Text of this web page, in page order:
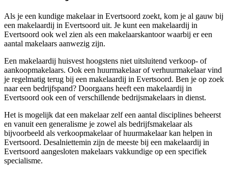
Als je een kundige makelaar in Evertsoord zoekt, kom je al gauw bij
een makelaardij in Evertsoord uit. Je kunt een makelaardij in
Evertsoord ook wel zien als een makelaarskantoor waarbij er een
aantal makelaars aanwezig zijn.
Een makelaardij huisvest hoogstens niet uitsluitend verkoop- of
aankoopmakelaars. Ook een huurmakelaar of verhuurmakelaar vind
je regelmatig terug bij een makelaardij in Evertsoord. Ben je op zoek
naar een bedrijfspand? Doorgaans heeft een makelaardij in
Evertsoord ook een of verschillende bedrijsmakelaars in dienst.
Het is mogelijk dat een makelaar zelf een aantal disciplines beheerst
en vanuit een generalisme je zowel als bedrijfsmakelaar als
bijvoorbeeld als verkoopmakelaar of huurmakelaar kan helpen in
Evertsoord. Desalniettemin zijn de meeste bij een makelaardij in
Evertsoord aangesloten makelaars vakkundige op een specifiek
specialisme.